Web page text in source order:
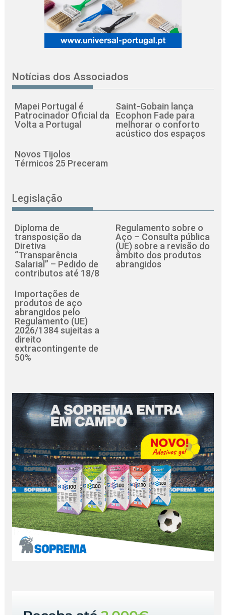
Notícias dos Associados
Mapei Portugal é
Patrocinador Oficial da
Volta a Portugal
Saint-Gobain lança
Ecophon Fade para
melhorar o conforto
acústico dos espaços
Novos Tijolos
Térmicos 25 Preceram
Legislação
Diploma de
transposição da
Diretiva
“Transparência
Salarial” – Pedido de
contributos até 18/8
Regulamento sobre o
Aço – Consulta pública
(UE) sobre a revisão do
âmbito dos produtos
abrangidos
Importações de
produtos de aço
abrangidos pelo
Regulamento (UE)
2026/1384 sujeitas a
direito
extracontingente de
50%